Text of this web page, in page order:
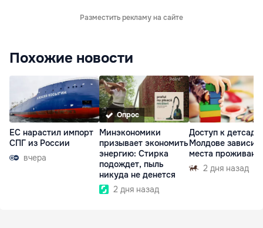
Разместить рекламу на сайте
Похожие новости
ЕС нарастил импорт
СПГ из России
вчера
Опрос
Минэкономики
призывает экономить
энергию: Стирка
подождет, пыль
никуда не денется
2 дня назад
Доступ к
Молдове зависит
места
2 дня назад